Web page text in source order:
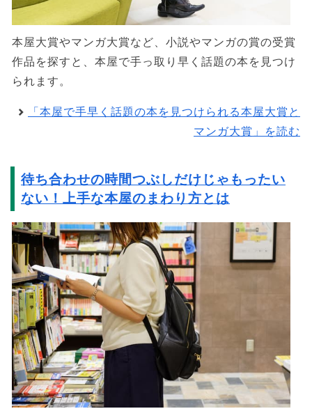
本屋大賞やマンガ大賞など、小説やマンガの賞の受賞
作品を探すと、本屋で手っ取り早く話題の本を見つけ
られます。
「本屋で手早く話題の本を見つけられる本屋大賞と
マンガ大賞」を読む
待ち合わせの時間つぶしだけじゃもったい
ない！上手な本屋のまわり方とは